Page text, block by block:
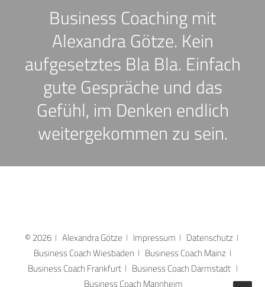
Business Coaching mit
Alexandra Götze. Kein
aufgesetztes Bla Bla. Einfach
gute Gespräche und das
Gefühl, im Denken endlich
weitergekommen zu sein.
© 2026 I Alexandra Götze I Impressum I Datenschutz I
Business Coach Wiesbaden I Business Coach Mainz I
Business Coach Frankfurt I Business Coach Darmstadt I
Business Coach Mannheim